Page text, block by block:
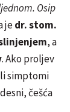
Osip
jedr. stom.
, a
. Ako proljev
simptomi
češća